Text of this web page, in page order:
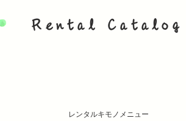
Rental Catalog
​レンタルキモノメニュー